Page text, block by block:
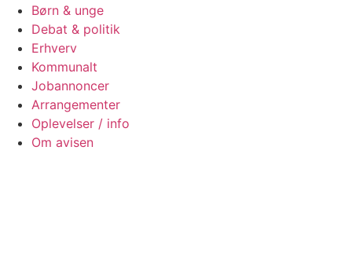
Børn & unge
Debat & politik
Erhverv
Kommunalt
Jobannoncer
Arrangementer
Oplevelser / info
Om avisen